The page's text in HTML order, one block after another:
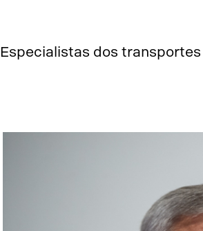
Especialistas dos